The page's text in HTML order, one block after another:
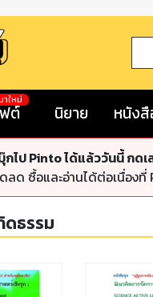
ต์
าใหม่
นิยาย หนัง
กไป Pinto ได้แล้ววันนี้ กดเ
ลด ซื้อและอ่านได้ต่อเนื่องที่
ดธรรม